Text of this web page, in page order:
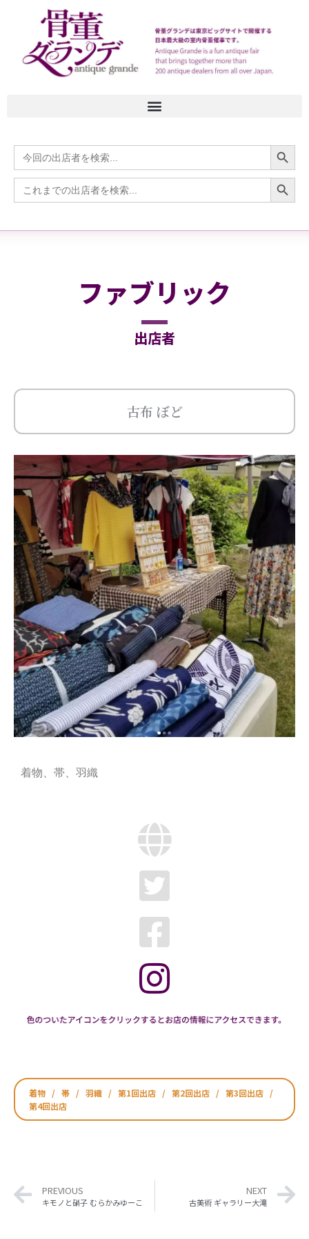
Search
for:
Search
for:
ファブリック
出店者
古布 ぼど
着物、帯、羽織
着物 / 帯 / 羽織 / 第1回出店 / 第2回出店 / 第3回出店 /
第4回出店
PREVIOUS
キモノと硝子 むらかみゆーこ
NEXT
古美術 ギャラリー大滝